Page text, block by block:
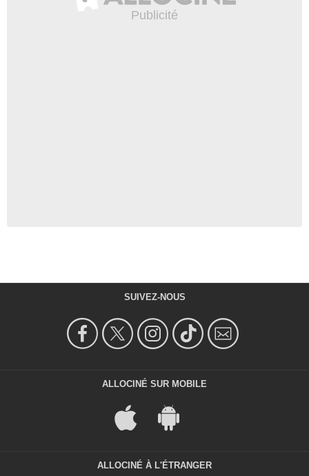
SUIVEZ-NOUS
ALLOCINÉ SUR MOBILE
ALLOCINÉ À L'ÉTRANGER